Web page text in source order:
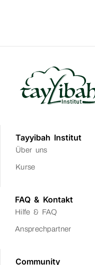
Tayyibah Institut
Über uns
Kurse
FAQ & Kontakt
Hilfe & FAQ
Ansprechpartner
Community